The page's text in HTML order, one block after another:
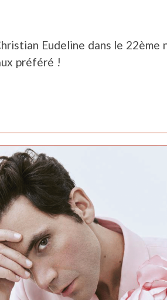
Eudeline dans le 22ème
préféré !